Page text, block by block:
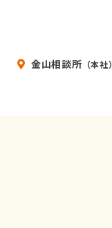
金山相談所 （本社）